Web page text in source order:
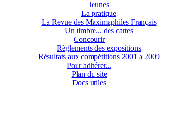
Jeunes
La pratique
La Revue des Maximaphiles Français
Un timbre... des cartes
Concourir
Règlements des expositions
Résultats aux compétitions 2001 à 2009
Pour adhérer...
Plan du site
Docs utiles